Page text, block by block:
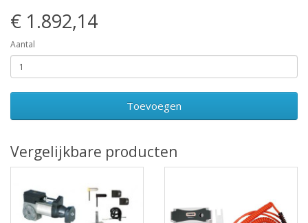
€ 1.892,14
Aantal
Toevoegen
Vergelijkbare producten